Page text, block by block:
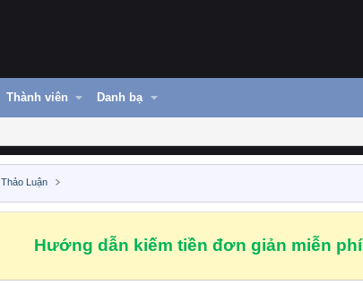
Thành viên Danh bạ
Thảo Luận
Hướng dẫn kiếm tiền đơn giản miễn phí